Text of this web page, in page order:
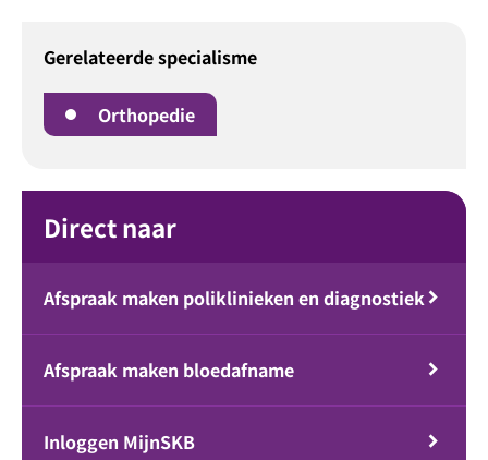
Gerelateerde specialisme
Orthopedie
Direct naar
Afspraak maken poliklinieken en diagnostiek
Afspraak maken bloedafname
Inloggen MijnSKB